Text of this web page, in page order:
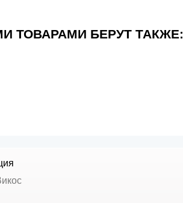
ТОВАРАМИ БЕРУТ ТАКЖЕ: